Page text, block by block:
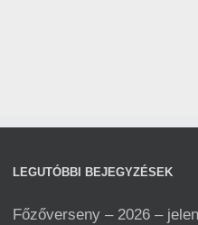
LEGUTÓBBI BEJEGYZÉSEK
Főzőverseny – 2026 –